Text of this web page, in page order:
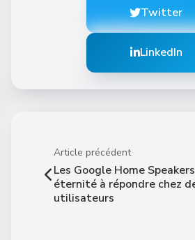
Twitter
LinkedIn
Article précédent
Les Google Home
éternité à répondre chez
utilisateurs